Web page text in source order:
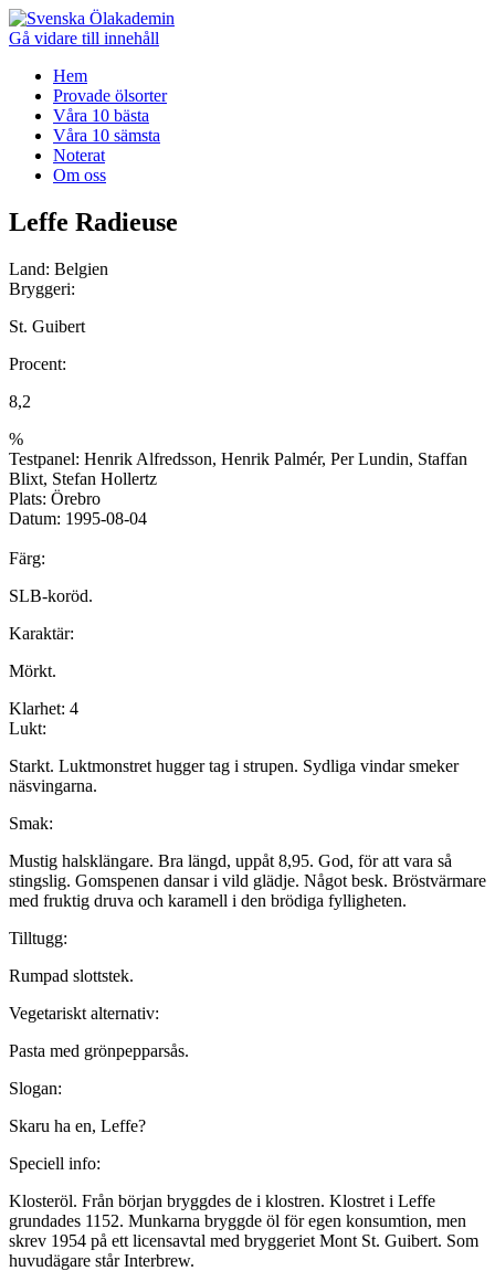
Gå vidare till innehåll
Hem
Provade ölsorter
Våra 10 bästa
Våra 10 sämsta
Noterat
Om oss
Leffe Radieuse
Land: Belgien
Bryggeri:
St. Guibert
Procent:
8,2
%
Testpanel: Henrik Alfredsson, Henrik Palmér, Per Lundin, Staffan
Blixt, Stefan Hollertz
Plats: Örebro
Datum: 1995-08-04
Färg:
SLB-koröd.
Karaktär:
Mörkt.
Klarhet: 4
Lukt:
Starkt. Luktmonstret hugger tag i strupen. Sydliga vindar smeker
näsvingarna.
Smak:
Mustig halsklängare. Bra längd, uppåt 8,95. God, för att vara så
stingslig. Gomspenen dansar i vild glädje. Något besk. Bröstvärmare
med fruktig druva och karamell i den brödiga fylligheten.
Tilltugg:
Rumpad slottstek.
Vegetariskt alternativ:
Pasta med grönpepparsås.
Slogan:
Skaru ha en, Leffe?
Speciell info:
Klosteröl. Från början bryggdes de i klostren. Klostret i Leffe
grundades 1152. Munkarna bryggde öl för egen konsumtion, men
skrev 1954 på ett licensavtal med bryggeriet Mont St. Guibert. Som
huvudägare står Interbrew.